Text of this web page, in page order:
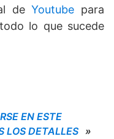
deYoutube para
lo que sucede
EN ESTE
LOS DETALLES »